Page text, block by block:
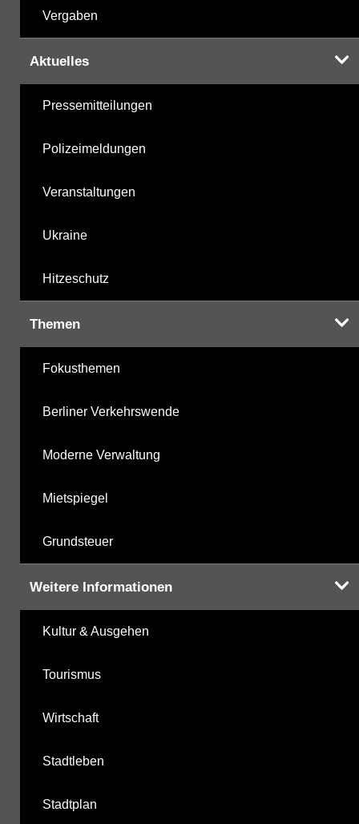
Vergaben
Aktuelles
Pressemitteilungen
Polizeimeldungen
Veranstaltungen
Ukraine
Hitzeschutz
Themen
Fokusthemen
Berliner Verkehrswende
Moderne Verwaltung
Mietspiegel
Grundsteuer
Weitere Informationen
Kultur & Ausgehen
Tourismus
Wirtschaft
Stadtleben
Stadtplan